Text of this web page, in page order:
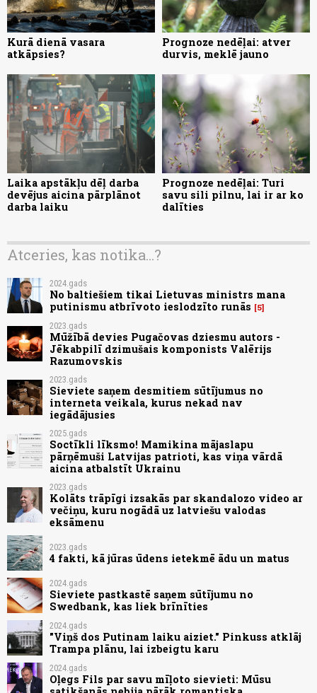
Kurā dienā vasara
atkāpsies?
Prognoze nedēļai: atver
durvis, meklē jauno
Laika apstākļu dēļ darba
devējus aicina pārplānot
darba laiku
Prognoze nedēļai: Turi
savu sili pilnu, lai ir ar ko
dalīties
Atceries, kas notika...?
2024.gads
No baltiešiem tikai Lietuvas ministrs mana
putinismu atbrīvoto ieslodzīto runās
5
2023.gads
Mūžībā devies Pugačovas dziesmu autors -
Jēkabpilī dzimušais komponists Valērijs
Razumovskis
2023.gads
Sieviete saņem desmitiem sūtījumus no
interneta veikala, kurus nekad nav
iegādājusies
2025.gads
Soctīkli līksmo! Mamikina mājaslapu
pārņēmuši Latvijas patrioti, kas viņa vārdā
aicina atbalstīt Ukrainu
2023.gads
Kolāts trāpīgi izsakās par skandalozo video ar
večiņu, kuru nogādā uz latviešu valodas
eksāmenu
2023.gads
4 fakti, kā jūras ūdens ietekmē ādu un matus
2024.gads
Sieviete pastkastē saņem sūtījumu no
Swedbank, kas liek brīnīties
2024.gads
"Viņš dos Putinam laiku aiziet." Pinkuss atklāj
Trampa plānu, lai izbeigtu karu
2024.gads
Oļegs Fils par savu mīļoto sievieti: Mūsu